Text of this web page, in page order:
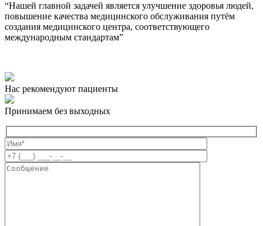
“Нашей главной задачей является улучшение здоровья людей,
повышение качества медицинского обслуживания путём
создания медицинского центра, соответствующего
международным стандартам”
Нас рекомендуют пациенты
Принимаем без выходных